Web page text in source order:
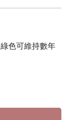
色可維持數年